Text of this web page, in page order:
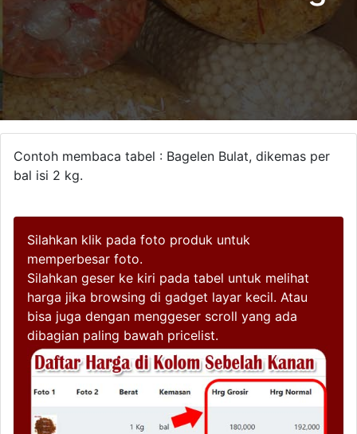
Contoh membaca tabel : Bagelen Bulat, dikemas per
bal isi 2 kg.
Silahkan klik pada foto produk untuk
memperbesar foto.
Silahkan geser ke kiri pada tabel untuk melihat
harga jika browsing di gadget layar kecil. Atau
bisa juga dengan menggeser scroll yang ada
dibagian paling bawah pricelist.